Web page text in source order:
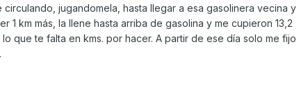
jugandomela, hasta llegar a esa gasolinera vecina y
1 km más, la llene hasta arriba de gasolina y me cupieron 13,2
que te falta en kms. por hacer. A partir de ese día solo me fijo